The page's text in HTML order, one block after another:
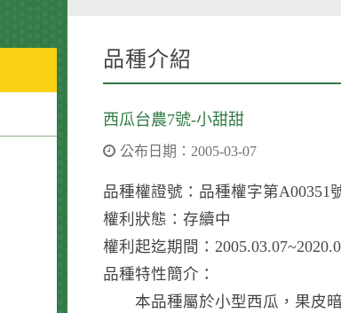
品種介紹
西瓜台農7號-小甜甜
公布日期：2005-03-07
品種權證號：品種權字第A00351
權利狀態：存續中
權利起迄期間：
品種特性簡介：
本品種屬於小型西瓜，果皮暗